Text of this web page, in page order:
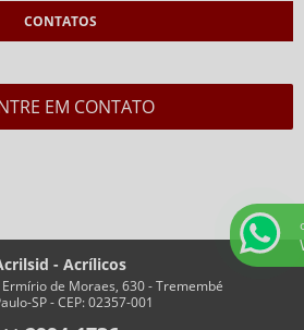
“V”
NÚMEROS
RETANGULARES
CONTATOS
EM CONTATO
- Acrílicos
Ermírio de Moraes, 630 - Tremembé
SP - CEP: 02357-001